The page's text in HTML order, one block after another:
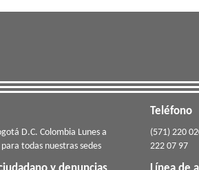
D.C. Colombia Lunes a
todas nuestras sedes
Teléfono
(571) 220
222 07 97